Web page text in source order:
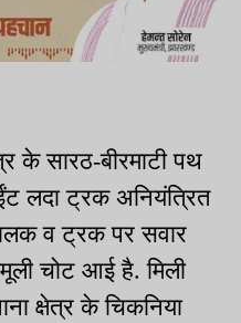
के सारठ-बीरमाटी पथ
लदा ट्रक अनियंत्रित
व ट्रक पर सवार
चोट आई है. मिली
क्षेत्र के चिकनिया